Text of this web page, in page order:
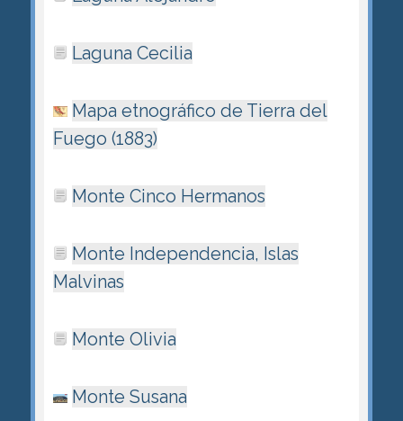
Laguna Cecilia
Mapa etnográfico de Tierra del
Fuego (1883)
Monte Cinco Hermanos
Monte Independencia, Islas
Malvinas
Monte Olivia
Monte Susana